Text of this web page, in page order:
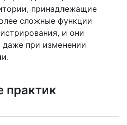
принадлежащие
сложные функции
и они
при изменении
практик